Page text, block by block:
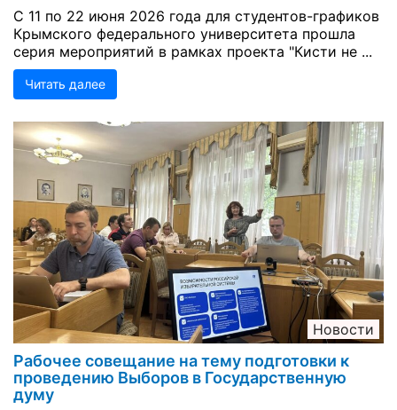
С 11 по 22 июня 2026 года для студентов-графиков
Крымского федерального университета прошла
серия мероприятий в рамках проекта "Кисти не ...
Читать далее
Новости
Рабочее совещание на тему подготовки к
проведению Выборов в Государственную
думу